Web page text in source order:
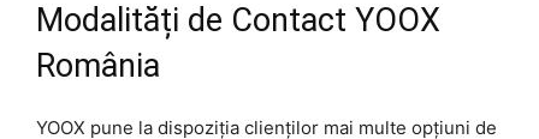
Modalități de Contact YOOX
România
YOOX pune la dispoziția clienților mai multe opțiuni de